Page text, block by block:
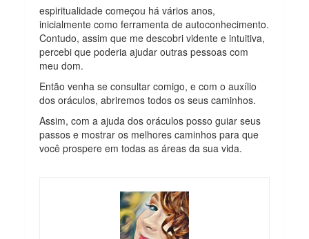
espiritualidade começou há vários anos,
inicialmente como ferramenta de autoconhecimento.
Contudo, assim que me descobri vidente e intuitiva,
percebi que poderia ajudar outras pessoas com
meu dom.
Então venha se consultar comigo, e com o auxílio
dos oráculos, abriremos todos os seus caminhos.
Assim, com a ajuda dos oráculos posso guiar seus
passos e mostrar os melhores caminhos para que
você prospere em todas as áreas da sua vida.